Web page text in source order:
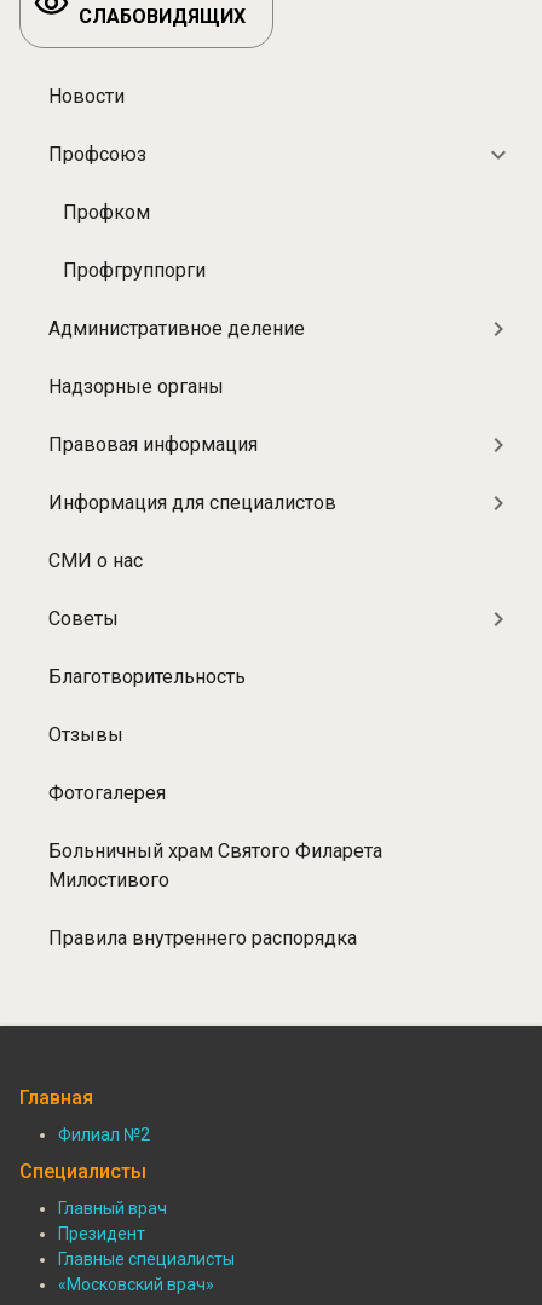
СЛАБОВИДЯЩИХ
больнице
Новости
Профсоюз
Профком
Профгруппорги
Административное деление
Надзорные органы
Правовая информация
Информация для специалистов
СМИ о нас
Советы
Благотворительность
Отзывы
Фотогалерея
Больничный храм Святого Филарета
Милостивого
Правила внутреннего распорядка
Главная
Подвал:
Филиалы
Филиал №2
Специалисты
Подвал:
Специалисты
Главный врач
Президент
Главные специалисты
«Московский врач»